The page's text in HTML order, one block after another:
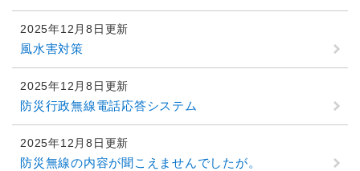
2025年12月8日更新
風水害対策
2025年12月8日更新
防災行政無線電話応答システム
2025年12月8日更新
防災無線の内容が聞こえませんでしたが。